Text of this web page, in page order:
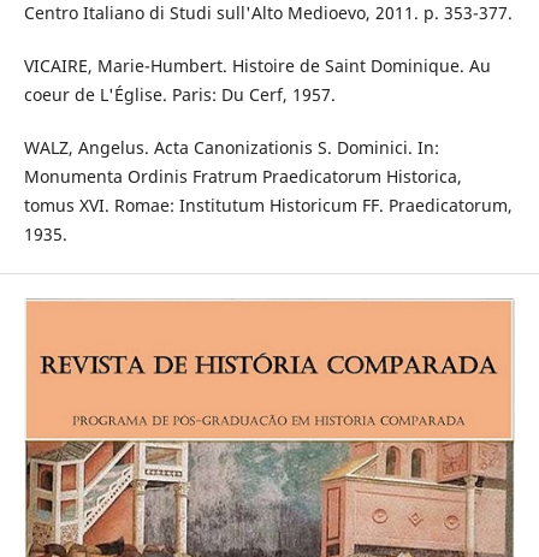
Centro Italiano di Studi sull'Alto Medioevo, 2011. p. 353-377.
VICAIRE, Marie-Humbert. Histoire de Saint Dominique. Au
coeur de L'Église. Paris: Du Cerf, 1957.
WALZ, Angelus. Acta Canonizationis S. Dominici. In:
Monumenta Ordinis Fratrum Praedicatorum Historica,
tomus XVI. Romae: Institutum Historicum FF. Praedicatorum,
1935.